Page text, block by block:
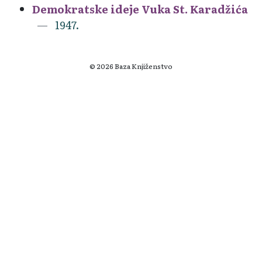
Demokratske ideje Vuka St. Karadžića
1947.
© 2026 Baza Knjiženstvo